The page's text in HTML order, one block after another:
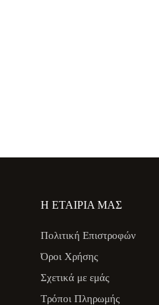
Η ΕΤΑΙΡΊΑ ΜΑΣ
Πολιτική Επιστροφών
Όροι Χρήσης
Σχετικά με εμάς
Τρόποι Πληρωμής